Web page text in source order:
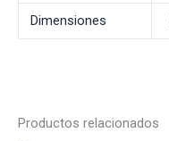
Dimensiones
Productos relacionados